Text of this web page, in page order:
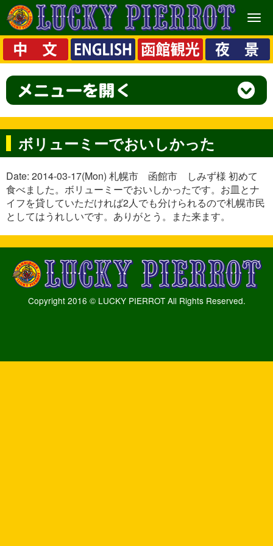
メ
ニ
ュ
ー
ボリューミーでおいしかった
Date: 2014-03-17(Mon) 札幌市 函館市 しみず様 初めて
食べました。ボリューミーでおいしかったです。お皿とナ
イフを貸していただければ2人でも分けられるので札幌市民
としてはうれしいです。ありがとう。また来ます。
Copyright 2016 © LUCKY PIERROT All Rights Reserved.